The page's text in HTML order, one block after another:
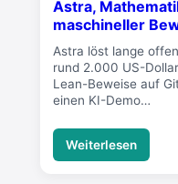
Astra,
maschineller
Astra löst lange
rund 2.000 US-
Lean-Beweise auf
einen KI-Demo…
Weiterlesen